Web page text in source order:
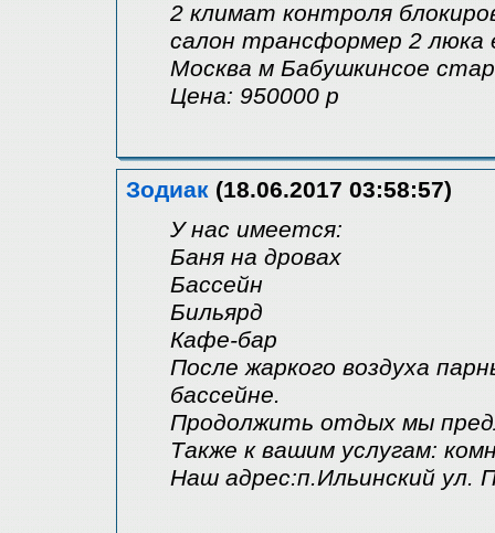
2 климат контроля
салон трансформер 2
Москва м Бабушкинсое
Цена: 950000 р
Зодиак (18.06.2017 03:58:57)
У нас имеется:
Баня на дровах
Бассейн
Бильярд
Кафе-бар
После жаркого воздуха
бассейне.
Продолжить отдых мы
Также к вашим услугам:
Наш адрес:п.Ильинский ул.